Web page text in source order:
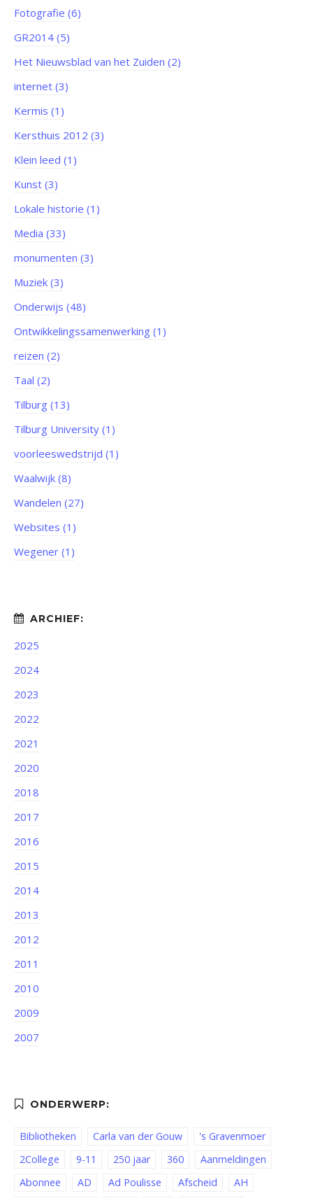
Fotografie (6)
GR2014 (5)
Het Nieuwsblad van het Zuiden (2)
internet (3)
Kermis (1)
Kersthuis 2012 (3)
Klein leed (1)
Kunst (3)
Lokale historie (1)
Media (33)
monumenten (3)
Muziek (3)
Onderwijs (48)
Ontwikkelingssamenwerking (1)
reizen (2)
Taal (2)
Tilburg (13)
Tilburg University (1)
voorleeswedstrijd (1)
Waalwijk (8)
Wandelen (27)
Websites (1)
Wegener (1)
2025
2024
2023
2022
2021
2020
2018
2017
2016
2015
2014
2013
2012
2011
2010
2009
2007
Bibliotheken Carla van der Gouw
's Gravenmoer
2College
9-11 250 jaar 360
Aanmeldingen
Abonnee
AD Ad Poulisse Afscheid AH